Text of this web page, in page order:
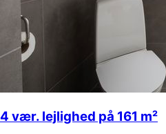
4 vær. lejlighed på 161 m²